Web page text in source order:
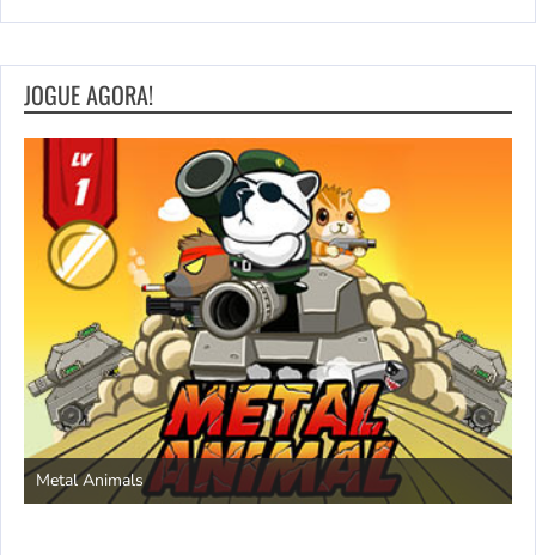
JOGUE AGORA!
Metal Animals